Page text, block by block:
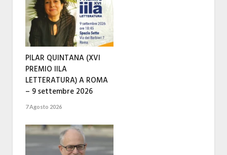
PILAR QUINTANA (XVI
PREMIO IILA
LETTERATURA) A ROMA
– 9 settembre 2026
7 Agosto 2026